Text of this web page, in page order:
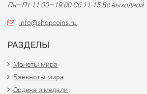
Пн—Пт 11:00—19:00 Сб 11-15 Вс выходной
info@shopcoins.ru
РАЗДЕЛЫ
Монеты мира
Банкноты мира
Ордена и медали